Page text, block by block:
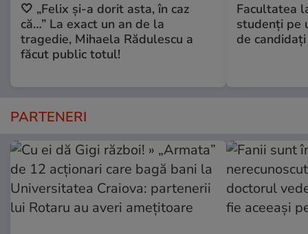
🤍 „Felix și-a dorit asta, în caz
că…” La exact un an de la
tragedie, Mihaela Rădulescu a
făcut public totul!
Facultatea
studenţi pe
de candidaţi
PARTENERI